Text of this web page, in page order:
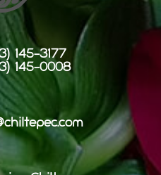
145-3177
145-0008